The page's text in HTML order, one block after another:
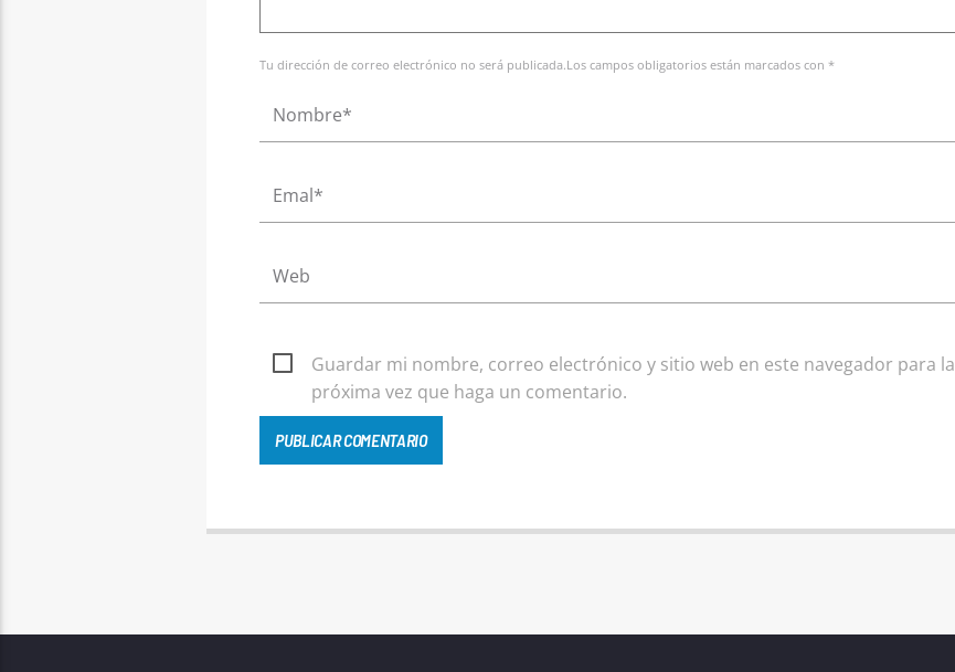
Tu dirección de correo electrónico no será publicada.Los campos obligatorios están marcados con *
Guardar mi nombre, correo electrónico y sitio web en este navegador para la
próxima vez que haga un comentario.